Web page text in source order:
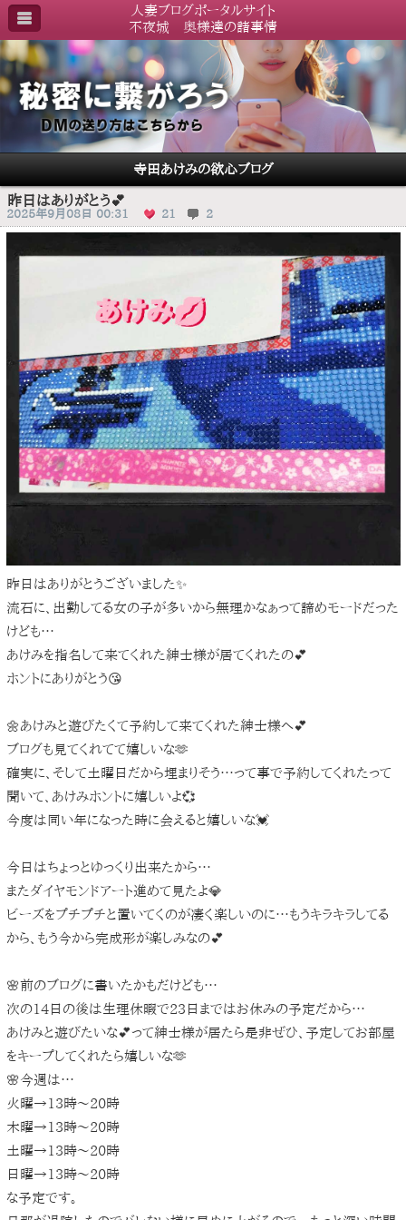
人妻ブログポータルサイト
不夜城 奥様達の諸事情
寺田あけみの欲心ブログ
昨日はありがとう💕
2025年9月08日 00:31 21 2
昨日はありがとうございました✨
流石に、出勤してる女の子が多いから無理かなぁって諦めモードだった
けども…
あけみを指名して来てくれた紳士様が居てくれたの💕
ホントにありがとう😘
🌼あけみと遊びたくて予約して来てくれた紳士様へ💕
ブログも見てくれてて嬉しいな🫶
確実に、そして土曜日だから埋まりそう…って事で予約してくれたって
聞いて、あけみホントに嬉しいよ💞
今度は同い年になった時に会えると嬉しいな💓
今日はちょっとゆっくり出来たから…
またダイヤモンドアート進めて見たよ💎
ビーズをプチプチと置いてくのが凄く楽しいのに…もうキラキラしてる
から、もう今から完成形が楽しみなの💕
🌸前のブログに書いたかもだけども…
次の14日の後は生理休暇で23日まではお休みの予定だから…
あけみと遊びたいな💕って紳士様が居たら是非ぜひ、予定してお部屋
をキープしてくれたら嬉しいな🫶
🌸今週は…
火曜→13時〜20時
木曜→13時〜20時
土曜→13時〜20時
日曜→13時〜20時
な予定です。